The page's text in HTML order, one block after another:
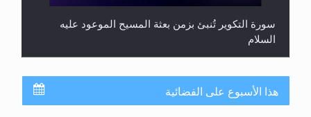
سورة التكوير تُنبئ بزمن بعثة المسيح الموعود عليه
السلام
هذا الأسبوع على الفضائية